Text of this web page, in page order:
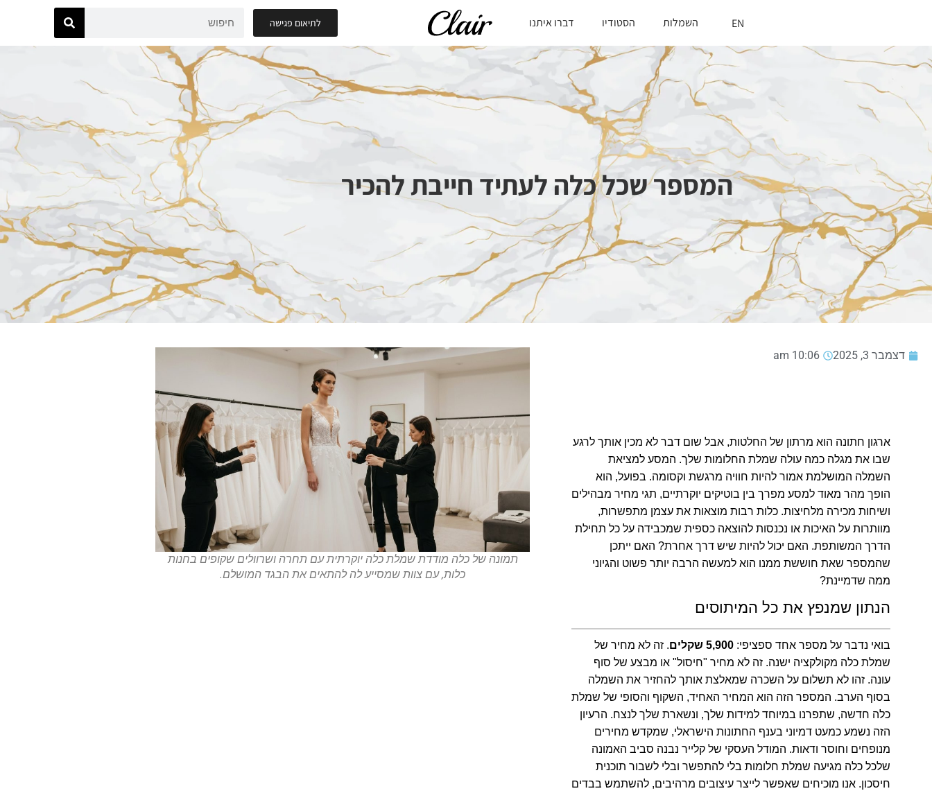
EN השמלות הסטודיו דברו איתנו לתיאום פגישה
המספר שכל כלה לעתיד חייבת להכיר
דצמבר 3, 2025 10:06 am
ארגון חתונה הוא מרתון של החלטות, אבל שום דבר לא מכין אותך לרגע
שבו את מגלה כמה עולה שמלת החלומות שלך. המסע למציאת
השמלה המושלמת אמור להיות חוויה מרגשת וקסומה. בפועל, הוא
הופך מהר מאוד למסע מפרך בין בוטיקים יוקרתיים, תגי מחיר מבהילים
ושיחות מכירה מלחיצות. כלות רבות מוצאות את עצמן מתפשרות,
מוותרות על האיכות או נכנסות להוצאה כספית שמכבידה על כל תחילת
הדרך המשותפת. האם יכול להיות שיש דרך אחרת? האם ייתכן
שהמספר שאת חוששת ממנו הוא למעשה הרבה יותר פשוט והגיוני
ממה שדמיינת?
הנתון שמנפץ את כל המיתוסים
בואי נדבר על מספר אחד ספציפי: 5,900 שקלים
. זה לא מחיר של
שמלת כלה מקולקציה ישנה. זה לא מחיר "חיסול" או מבצע של סוף
עונה. זהו לא תשלום על השכרה שמאלצת אותך להחזיר את השמלה
בסוף הערב. המספר הזה הוא המחיר האחיד, השקוף והסופי של שמלת
כלה חדשה, שתפרנו במיוחד למידות שלך, ונשארת שלך לנצח. הרעיון
הזה נשמע כמעט דמיוני בענף החתונות הישראלי, שמקדש מחירים
מנופחים וחוסר ודאות. המודל העסקי של קלייר נבנה סביב האמונה
שלכל כלה מגיעה שמלת חלומות בלי להתפשר ובלי לשבור תוכנית
חיסכון. אנו מוכיחים שאפשר לייצר עיצובים מרהיבים, להשתמש בבדים
תמונה של כלה מודדת שמלת כלה יוקרתית עם תחרה ושרוולים שקופים בחנות
כלות, עם צוות שמסייע לה להתאים את הבגד המושלם.